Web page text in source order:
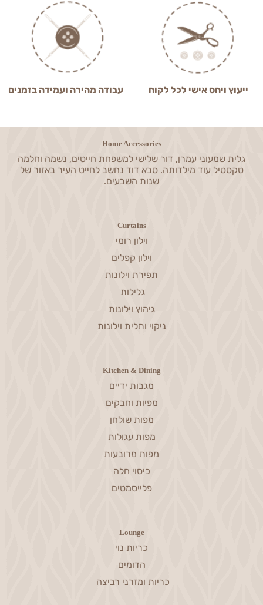
ייעוץ ויחס אישי לכל לקוח עבודה מהירה ועמידה בזמנים
Home Accessories
גלית שמעוני עמרן, דור שלישי למשפחת חייטים, נשמה וחלמה
טקסטיל עוד מילדותה. סבא דוד נחשב לחייט העיר באזור של
שנות השבעים.
Curtains
וילון רומי
וילון קפלים
תפירת וילונות
גלילות
גיהוץ וילונות
ניקוי ותלית וילונות
Kitchen & Dining
מגבות ידיים
מפיות וחבקים
מפות שולחן
מפות עגולות
מפות מרובעות
כיסוי חלה
פלייסמטים
Lounge
כריות נוי
הדומים
כריות ומזרני רביצה